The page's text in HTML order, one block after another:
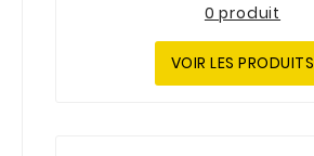
0 produit
VOIR LES PRODUITS